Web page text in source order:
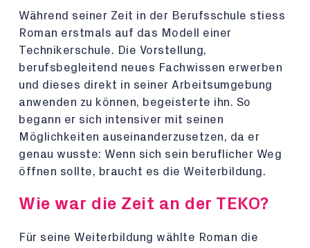
Während seiner Zeit in der Berufsschule stiess
Roman erstmals auf das Modell einer
Technikerschule. Die Vorstellung,
berufsbegleitend neues Fachwissen erwerben
und dieses direkt in seiner Arbeitsumgebung
anwenden zu können, begeisterte ihn. So
begann er sich intensiver mit seinen
Möglichkeiten auseinanderzusetzen, da er
genau wusste: Wenn sich sein beruflicher Weg
öffnen sollte, braucht es die Weiterbildung.
Wie war die Zeit an der TEKO?
Für seine Weiterbildung wählte Roman die